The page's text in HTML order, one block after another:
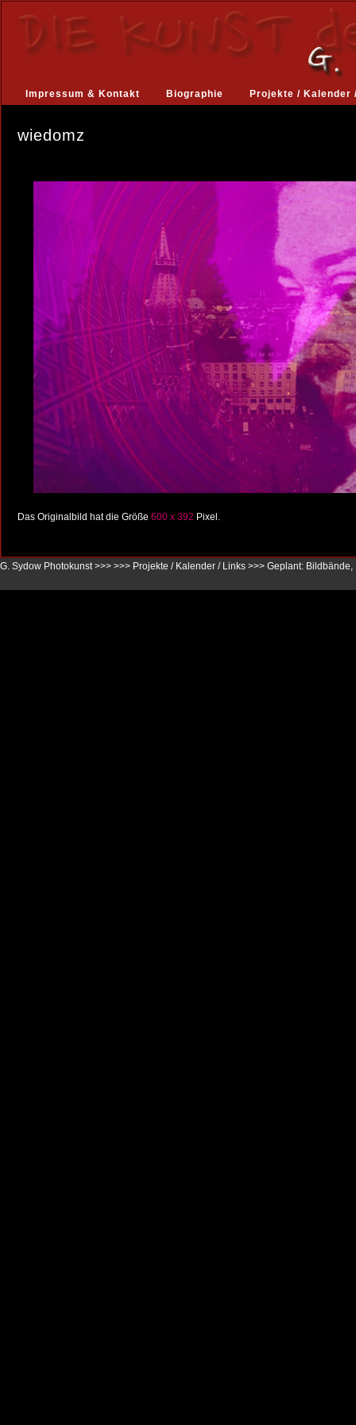
Impressum & Kontakt Biographie Projekte / Kalender
wiedomz
Das Originalbild hat die Größe 600 x 392 Pixel.
G. Sydow Photokunst >>> >>> Projekte / Kalender / Links >>> Geplant: Bildbände,